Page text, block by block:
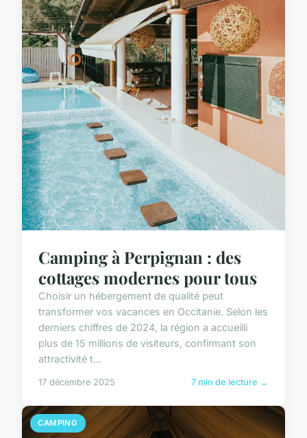
Camping à Perpignan : des
cottages modernes pour tous
Choisir un hébergement de qualité peut
transformer vos vacances en Occitanie. Selon les
derniers chiffres de 2024, la région a accueilli
plus de 15 millions de visiteurs, confirmant son
attractivité t...
17 décembre 2025 7 min de lecture →
CAMPING